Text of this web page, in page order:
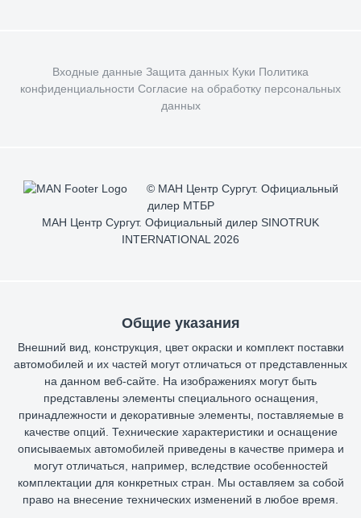
Входные данные Защита данных Куки Политика
конфиденциальности Согласие на обработку персональных
данных
© МАН Центр Сургут. Официальный
дилер МТБР
МАН Центр Сургут. Официальный дилер SINOTRUK
INTERNATIONAL 2026
Общие указания
Внешний вид, конструкция, цвет окраски и комплект поставки
автомобилей и их частей могут отличаться от представленных
на данном веб-сайте. На изображениях могут быть
представлены элементы специального оснащения,
принадлежности и декоративные элементы, поставляемые в
качестве опций. Технические характеристики и оснащение
описываемых автомобилей приведены в качестве примера и
могут отличаться, например, вследствие особенностей
комплектации для конкретных стран. Мы оставляем за собой
право на внесение технических изменений в любое время.